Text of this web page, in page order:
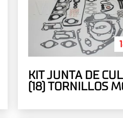
KIT JUNTA DE
(18) TORNILLOS